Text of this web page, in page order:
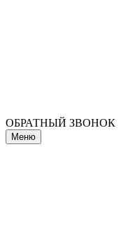
ОБРАТНЫЙ ЗВОНОК
Меню